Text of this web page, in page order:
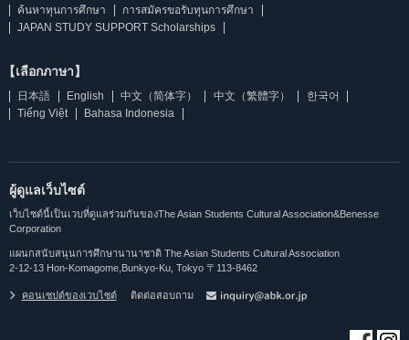
ค้นหาทุนการศึกษา
การสมัครขอรับทุนการศึกษา
JAPAN STUDY SUPPORT Scholarships
【เลือกภาษา】
日本語 English 中文（简体字） 中文（繁體字）
한국어
Tiếng Việt
Bahasa Indonesia
ผู้ดูแลเว็บไซต์
เว็บไซต์นี้เป็นเวบที่ดูแลร่วมกันของThe Asian Students Cultural Association&Benesse
Corporation
แผนกสนับสนุนการศึกษานานาชาติ The Asian Students Cultural Association
2-12-13 Hon-Komagome,Bunkyo-Ku, Tokyo 〒113-8462
คอนเซปต์ของเวบไซต์ ติดต่อสอบถาม